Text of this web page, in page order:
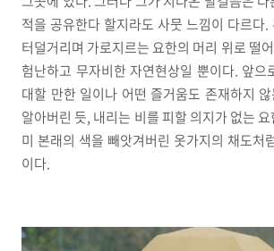
적을 공유한다 할지라도 사뭇 느낌이 다르다
터덜거리며 가로지르는 요한의 머리 위로 떨
험난하고 무자비한 자연현상일 뿐이다. 앞으
대할 만한 일이나 어떤 즐거움도 존재하지
알아버린 듯, 내리는 비를 피할 의지가 없는
미 본래의 색을 빼앗겨버린 옷가지의 채도처
이다.